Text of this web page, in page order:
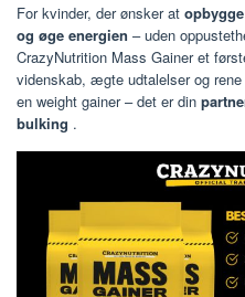
For kvinder, der ønsker at
og øge energien – uden
CrazyNutrition Mass Gainer et
videnskab, ægte udtalelser og
en weight gainer – det er din
bulking .